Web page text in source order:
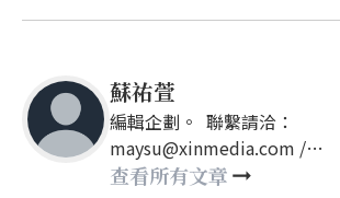
蘇祐萱
編輯企劃。 聯繫請洽：
maysu@xinmedia.com /
may860527@gmail.com
查看所有文章